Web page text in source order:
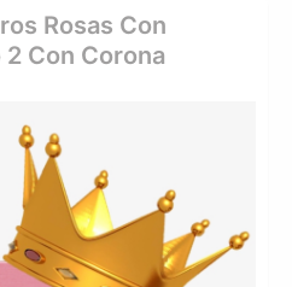
Rosas Con
Con Corona